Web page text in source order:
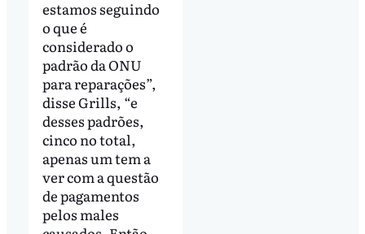
estamos seguindo
o que é
considerado o
padrão da ONU
para reparações”,
disse Grills, “e
desses padrões,
cinco no total,
apenas um tem a
ver com a questão
de pagamentos
pelos males